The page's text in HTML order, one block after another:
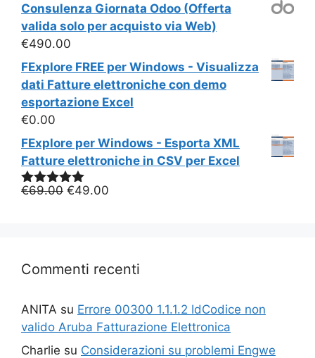
Consulenza Giornata Odoo (Offerta
valida solo per acquisto via Web)
€490.00
FExplore FREE per Windows - Visualizza
dati Fatture elettroniche con demo
esportazione Excel
€0.00
FExplore per Windows - Esporta XML
Fatture elettroniche in CSV per Excel
Valutato
€69.00 Il
€49.00
Commenti recenti
ANITA su Errore 00300 1.1.1.2 IdCodice non
valido Aruba Fatturazione Elettronica
Charlie su Considerazioni su problemi Engwe